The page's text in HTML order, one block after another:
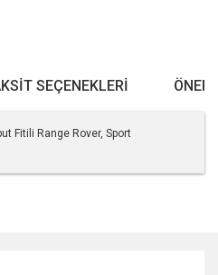
SEÇENEKLERI
Fitili Range Rover, Sport